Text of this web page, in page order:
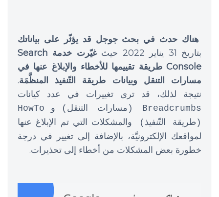
هناك حدث في بحث جوجل قد يؤثّر على بياناتك
بتاريخ 31 يناير 2022 حيث
غيّرت خدمة Search
Console طريقة تقييمها للأخطاء والإبلاغ عنها في
مسارات التنقل وبيانات طريقة التّنفيذ المنظَّمَة.
نتيجة لذلك، قد ترى تغييرات في عدد كيانات
Breadcrumbs (مسارات التنقل) و HowTo
(طريقة التّنفيذ) والمشكلات التي تم الإبلاغ عنها
لمواقعك الإلكترونيَّة، بالإضافة إلى تغيير في درجة
خطورة بعض المشكلات من أخطاء إلى تحذيرات.